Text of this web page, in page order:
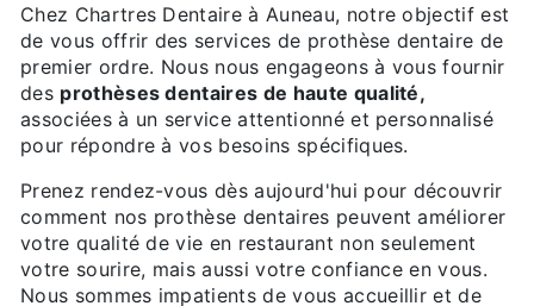
Chez Chartres Dentaire à Auneau, notre objectif est
de vous offrir des services de prothèse dentaire de
premier ordre. Nous nous engageons à vous fournir
des prothèses dentaires de haute qualité,
associées à un service attentionné et personnalisé
pour répondre à vos besoins spécifiques.
Prenez rendez-vous dès aujourd'hui pour découvrir
comment nos prothèse dentaires peuvent améliorer
votre qualité de vie en restaurant non seulement
votre sourire, mais aussi votre confiance en vous.
Nous sommes impatients de vous accueillir et de